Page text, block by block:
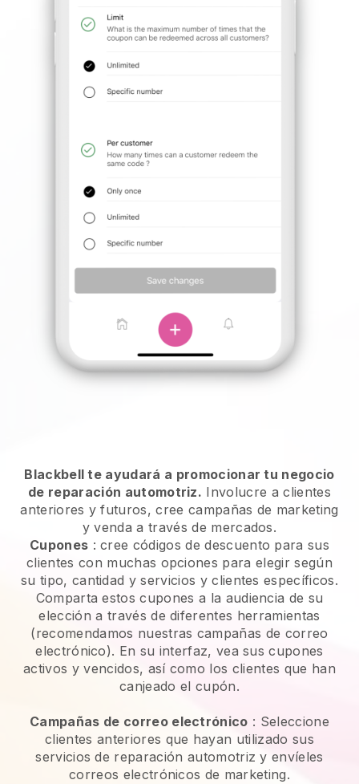
Blackbell te ayudará a promocionar tu negocio
de reparación automotriz. Involucre a clientes
anteriores y futuros, cree campañas de marketing
y venda a través de mercados.
Cupones : cree códigos de descuento para sus
clientes con muchas opciones para elegir según
su tipo, cantidad y servicios y clientes específicos.
Comparta estos cupones a la audiencia de su
elección a través de diferentes herramientas
(recomendamos nuestras campañas de correo
electrónico). En su interfaz, vea sus cupones
activos y vencidos, así como los clientes que han
canjeado el cupón.
Campañas de correo electrónico : Seleccione
clientes anteriores que hayan utilizado sus
servicios de reparación automotriz y envíeles
correos electrónicos de marketing.